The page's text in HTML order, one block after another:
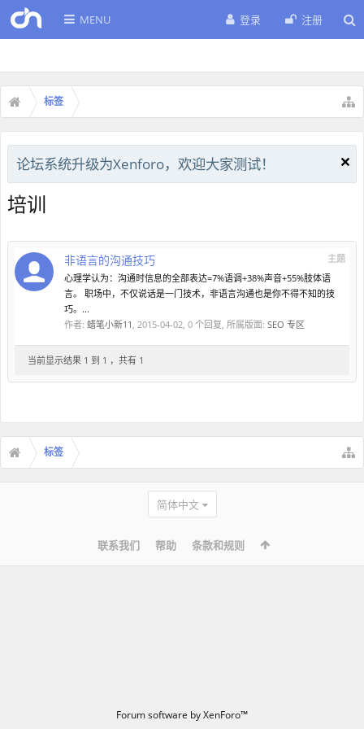
MENU 登录 注册
标签
论坛系统升级为Xenforo，欢迎大家测试！
培训
主题
非语言的沟通技巧
心理学认为：沟通时信息的全部表达=7%语调+38%声音+55%肢体语
言。 职场中，不仅说话是一门技术，非语言沟通也是你不得不知的技
巧。...
作者: 蜡笔小新11 , 2015-04-02, 0 个回复, 所属版面: SEO 专区
当前显示结果 1 到 1 ，共有 1
标签
简体中文
联系我们 帮助 条款和规则
Forum software by XenForo™